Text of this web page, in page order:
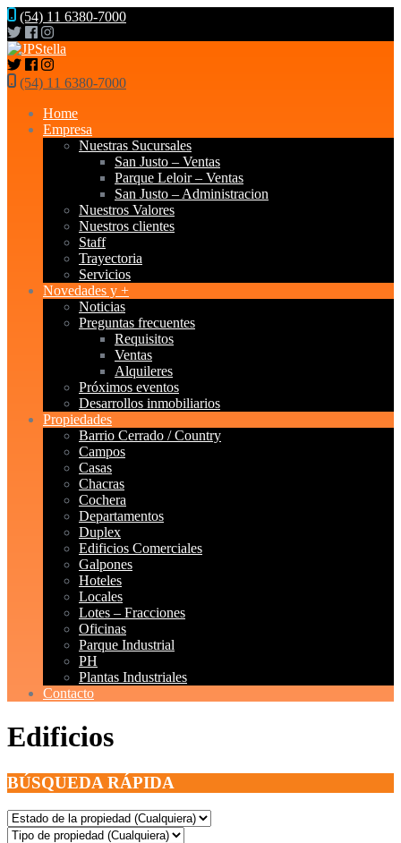
(54) 11 6380-7000
(54) 11 6380-7000
Home
Empresa
Nuestras Sucursales
San Justo – Ventas
Parque Leloir – Ventas
San Justo – Administracion
Nuestros Valores
Nuestros clientes
Staff
Trayectoria
Servicios
Novedades y +
Noticias
Preguntas frecuentes
Requisitos
Ventas
Alquileres
Próximos eventos
Desarrollos inmobiliarios
Propiedades
Barrio Cerrado / Country
Campos
Casas
Chacras
Cochera
Departamentos
Duplex
Edificios Comerciales
Galpones
Hoteles
Locales
Lotes – Fracciones
Oficinas
Parque Industrial
PH
Plantas Industriales
Contacto
Edificios
BÚSQUEDA RÁPIDA